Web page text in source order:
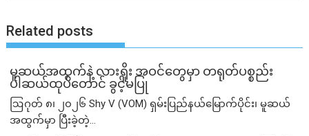
Related posts
မူဆယ်အထွက်နဲ့ လားရှိုး အဝင်တွေမှာ တရုတ်ပစ္စည်း
ပါဆယ်ထုပ်တောင် ခွင့်မပြု
ဩဂုတ် ၈၊ ၂၀၂၆ Shy V (VOM) ရှမ်းပြည်နယ်မြောက်ပိုင်း၊ မူဆယ်
အထွက်မှာ ပြီးခဲ့တဲ့...